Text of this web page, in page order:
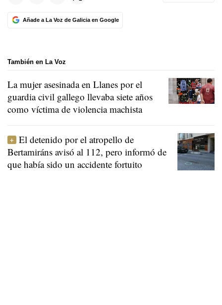
Añade a La Voz de Galicia en Google
También en La Voz
La mujer asesinada en Llanes por el
guardia civil gallego llevaba siete años
como víctima de violencia machista
El detenido por el atropello de
Bertamiráns avisó al 112, pero informó de
que había sido un accidente fortuito